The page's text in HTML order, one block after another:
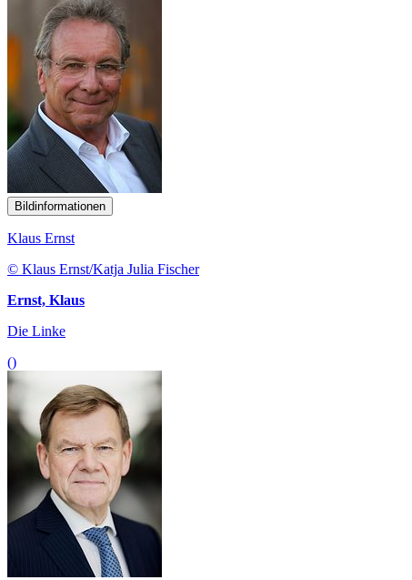
Bildinformationen
Klaus Ernst
© Klaus Ernst/Katja Julia Fischer
Ernst, Klaus
Die Linke
()